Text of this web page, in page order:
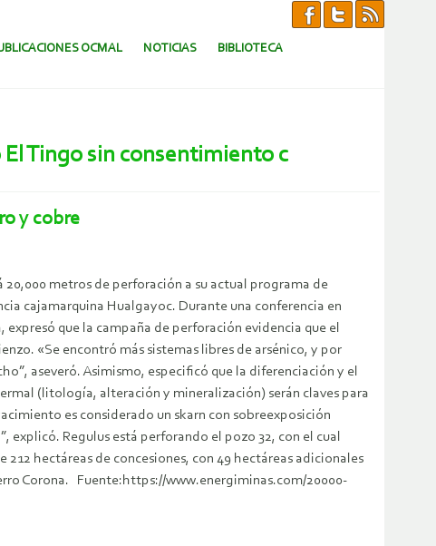
OCMAL NOTICIAS BIBLIOTECA
Tingo sin consentimiento c
y cobre
20,000 metros de perforación a su actual programa de
cajamarquina Hualgayoc. Durante una conferencia en
que la campaña de perforación evidencia que el
«Se encontró más sistemas libres de arsénico, y por
aseveró. Asimismo, especificó que la diferenciación y el
(litología, alteración y mineralización) serán claves para
es considerado un skarn con sobreexposición
Regulus está perforando el pozo 32, con el cual
hectáreas de concesiones, con 49 hectáreas adicionales
Corona. Fuente:https://www.energiminas.com/20000-